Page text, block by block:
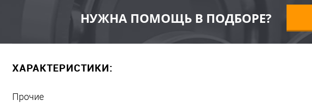
НУЖНА ПОМОЩЬ В ПОДБОРЕ?
ХАРАКТЕРИСТИКИ:
Прочие